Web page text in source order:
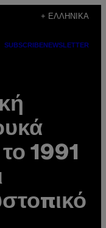
+ ΕΛΛΗΝΙΚΆ
SUBSCRIBENEWSLETTER
1991